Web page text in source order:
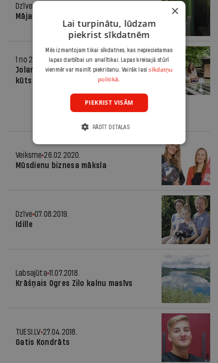
Dzīve
Māja brālim
1 no 2 miljoniem 29.07.2020.
Jolanta un Māris Čeiči-Kalniņi, Aitu
kūts skatuves īpašnieki
Veiksme 26.02.2020.
Mūsdienu biznesa māksla
Dzīve 07.08.2019.
Idille
Labsajūta 11.07.2018.
Krāšņais Ogres Zilo kalnu masīvs
TUESI.LV 27.04.2018.
Gatis Kondrāts
×
Lai turpinātu, lūdzam
piekrist sīkdatnēm
Mēs izmantojam tikai sīkdatnes, kas nepieciešamas
lapas darbībai un analītikai. Lapas kreisajā stūrī
vienmēr var mainīt piekrišanu. Vairāk lasisīkdatņu
politikā.
PIEKRIST VISĀM
RĀDĪT DETAĻAS